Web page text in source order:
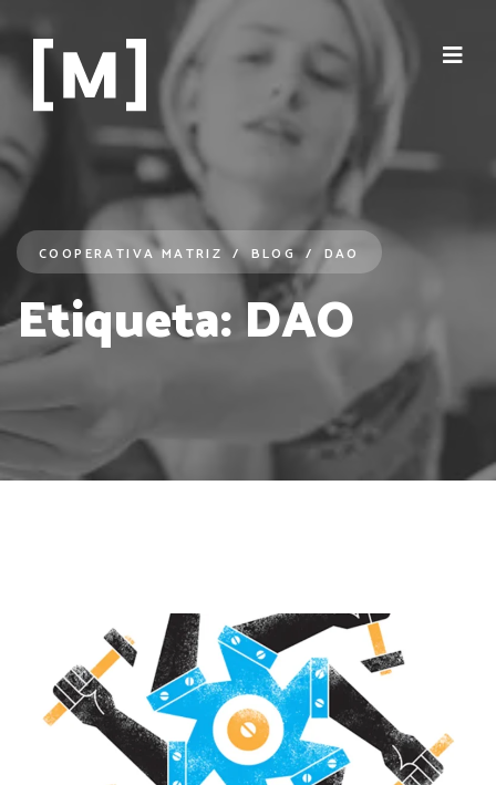
COOPERATIVA MATRIZ BLOG DAO
Etiqueta:DAO